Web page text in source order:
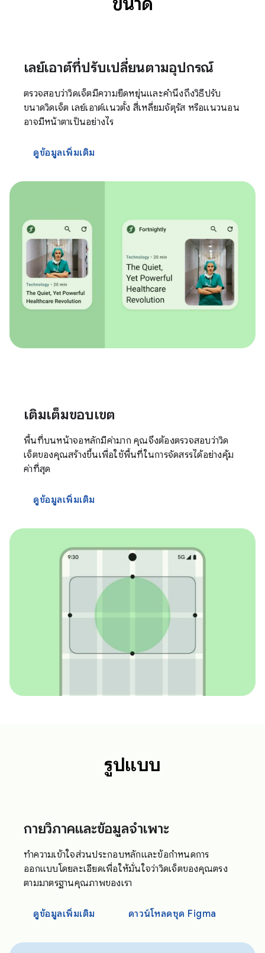
เลย์เอาต์ที่ปรับเปลี่ยนตามอุปกรณ์
ตรวจสอบว่าวิดเจ็ตมีความยืดหยุ่นและคำนึงถึงวิธีปรับ
ขนาดวิดเจ็ต เลย์เอาต์แนวตั้ง สี่เหลี่ยมจัตุรัส หรือแนวนอน
อาจมีหน้าตาเป็นอย่างไร
ดูข้อมูลเพิ่มเติม
เติมเต็มขอบเขต
พื้นที่บนหน้าจอหลักมีค่ามาก คุณจึงต้องตรวจสอบว่าวิด
เจ็ตของคุณสร้างขึ้นเพื่อใช้พื้นที่ในการจัดสรรได้อย่างคุ้ม
ค่าที่สุด
ดูข้อมูลเพิ่มเติม
รูปแบบ
กายวิภาคและข้อมูลจำเพาะ
ทำความเข้าใจส่วนประกอบหลักและข้อกำหนดการ
ออกแบบโดยละเอียดเพื่อให้มั่นใจว่าวิดเจ็ตของคุณตรง
ตามมาตรฐานคุณภาพของเรา
ดูข้อมูลเพิ่มเติม ดาวน์โหลดชุด Figma